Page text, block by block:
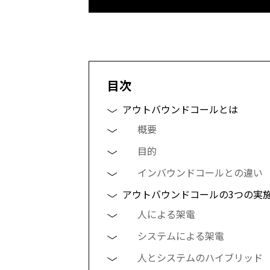
目次
アウトバウンドコールとは
概要
目的
インバウンドコールとの違い
アウトバウンドコールの3つの実
人による架電
システムによる架電
人とシステムのハイブリッド